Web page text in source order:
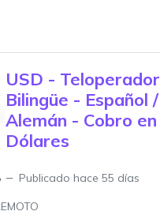
USD - Teloperador
Bilingüe - Español /
Alemán - Cobro en
Dólares
Publicado hace 55 días